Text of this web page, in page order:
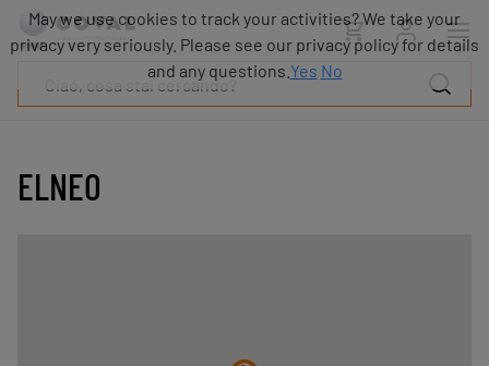
ELNEO
Prodotti
Industrie
Risorse
May we use cookies to track your activities? We take your
privacy very seriously. Please see our privacy policy for details
and any questions. Yes No